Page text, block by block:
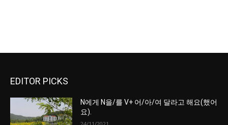
EDITOR PICKS
N에게 N을/를 V+ 어/아/여 달라고 해요(했어
요).